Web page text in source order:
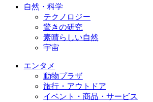
自然・科学
テクノロジー
驚きの研究
素晴らしい自然
宇宙
エンタメ
動物プラザ
旅行・アウトドア
イベント・商品・サービス